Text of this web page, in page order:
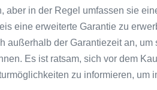
aber in der Regel umfassen sie
eine erweiterte Garantie zu
außerhalb der Garantiezeit an, um
Es ist ratsam, sich vor dem
zu informieren, um